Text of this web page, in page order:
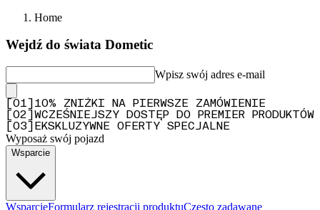
Home
Wejdź do świata Dometic
Wpisz swój adres e-mail
01
10% ZNIŻKI NA PIERWSZE ZAMÓWIENIE
02
WCZEŚNIEJSZY DOSTĘP DO PREMIER PRODUKTÓW
03 EKSKLUZYWNE OFERTY SPECJALNE
Wyposaż swój pojazd
Wsparcie
WsparcieFormularz rejestracji produktuCzęsto zadawane